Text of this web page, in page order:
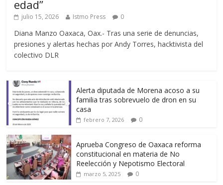
edad”
julio 15, 2026 Istmo Press 0
Diana Manzo Oaxaca, Oax.- Tras una serie de denuncias,
presiones y alertas hechas por Andy Torres, hacktivista del
colectivo DLR
Alerta diputada de Morena acoso a su
familia tras sobrevuelo de dron en su
casa
febrero 7, 2026 0
Aprueba Congreso de Oaxaca reforma
constitucional en materia de No
Reelección y Nepotismo Electoral
marzo 5, 2025 0